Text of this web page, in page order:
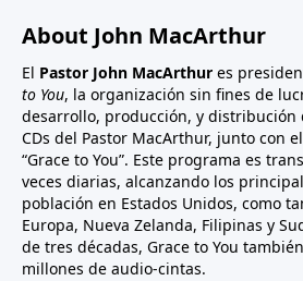
About John MacArthur
El Pastor John MacArthur es
to You, la organización sin fines de
desarrollo, producción, y distribución
CDs del Pastor MacArthur, junto con
“Grace to You”. Este programa es
veces diarias, alcanzando los
población en Estados Unidos, como
Europa, Nueva Zelanda, Filipinas y
de tres décadas, Grace to You
millones de audio-cintas.